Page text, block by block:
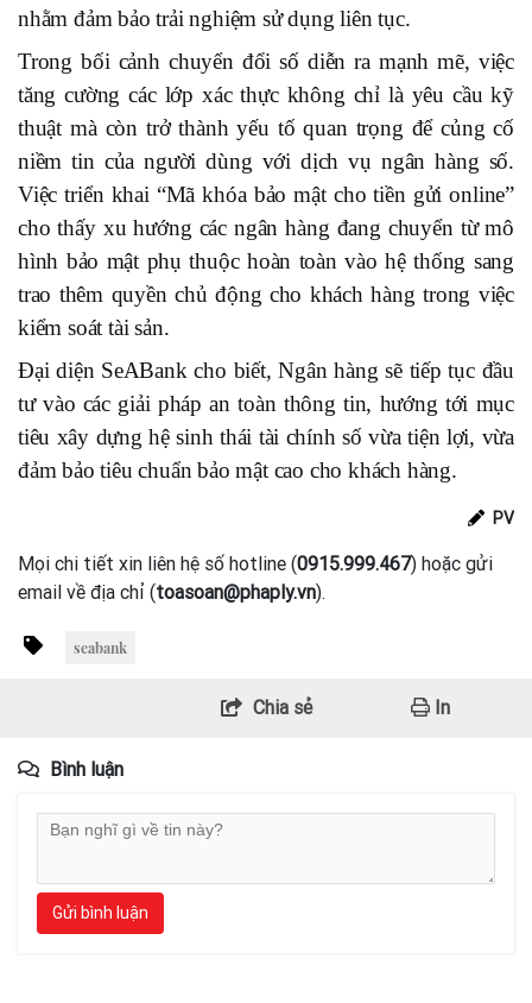
nhằm đảm bảo trải nghiệm sử dụng liên tục.
Trong bối cảnh chuyển đổi số diễn ra mạnh mẽ, việc
tăng cường các lớp xác thực không chỉ là yêu cầu kỹ
thuật mà còn trở thành yếu tố quan trọng để củng cố
niềm tin của người dùng với dịch vụ ngân hàng số.
Việc triển khai “Mã khóa bảo mật cho tiền gửi online”
cho thấy xu hướng các ngân hàng đang chuyển từ mô
hình bảo mật phụ thuộc hoàn toàn vào hệ thống sang
trao thêm quyền chủ động cho khách hàng trong việc
kiểm soát tài sản.
Đại diện SeABank cho biết,Ngân hàng sẽ tiếp tục đầu
tư vào các giải pháp an toàn thông tin, hướng tới mục
tiêu xây dựng hệ sinh thái tài chính số vừa tiện lợi, vừa
đảm bảo tiêu chuẩn bảo mật cao cho khách hàng.
PV
Mọi chi tiết xin liên hệ số hotline (0915.999.467) hoặc gửi
email về địa chỉ (toasoan@phaply.vn).
seabank
Chia sẻ In
Bình luận
Gửi bình luận